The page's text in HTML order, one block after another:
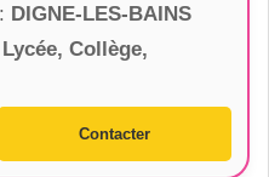
DIGNE-LES-BAINS
Collège,
Contacter